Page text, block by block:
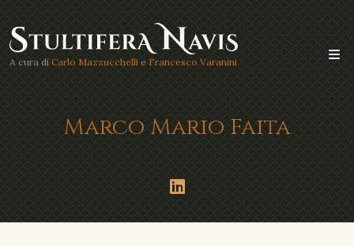
A cura di Carlo Mazzucchelli e Francesco Varanini
Marco Mario Faita